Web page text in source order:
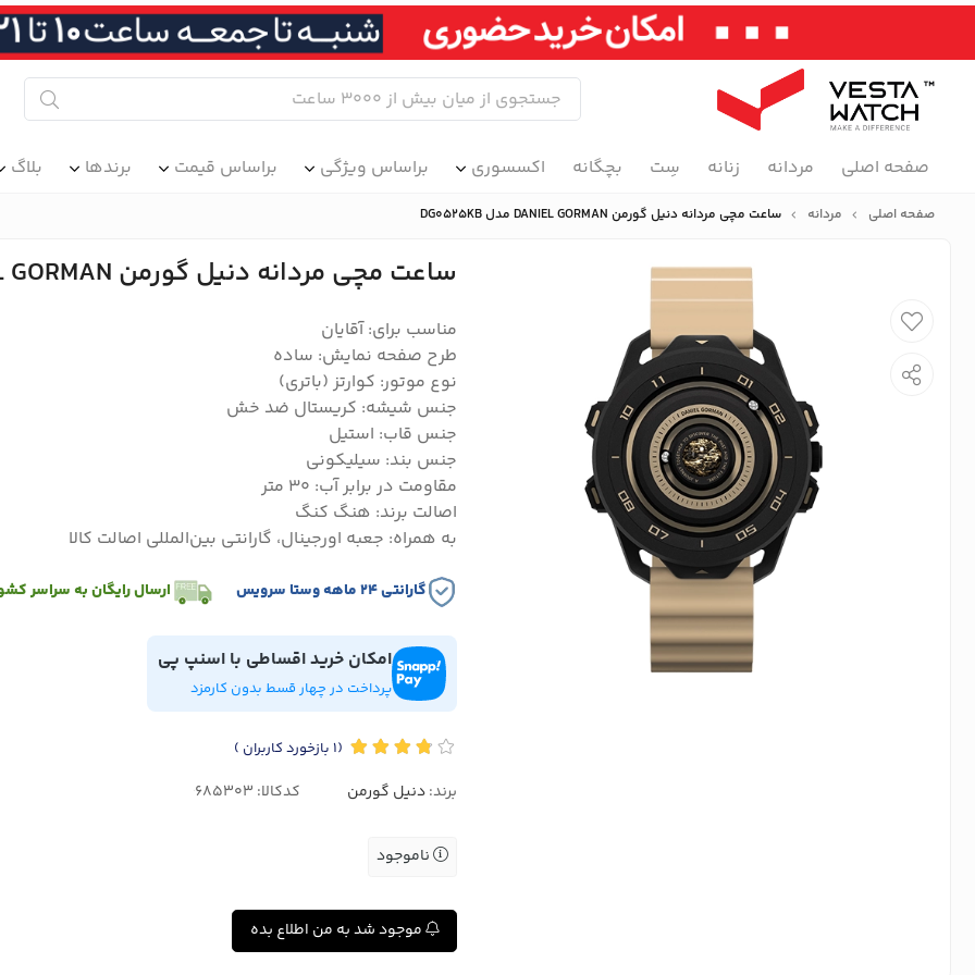
صفحه اصلی مردانه زنانه سِت بچگانه اکسسوری براساس ویژگی براساس قیمت برندها بلاگ
صفحه اصلی مردانه ساعت مچی مردانه دنیل گورمن DANIEL GORMAN مدل DG0525KB
ساعت مچی مردانه دنیل گورمن DANIEL GORMAN مدل DG0525KB
مناسب برای: آقایان
طرح صفحه نمایش: ساده
نوع موتور: کوارتز (باتری)
جنس شیشه: کریستال ضد خش
جنس قاب: استیل
جنس بند: سیلیکونی
مقاومت در برابر آب: 3۰ متر
اصالت برند: هنگ کنگ
به همراه: جعبه اورجینال، گارانتی بین‌المللی اصالت کالا
گارانتی ۲۴ ماهه وستا سرویس ارسال رایگان به سراسر
امکان خرید اقساطی با اسنپ پی
پرداخت در چهار قسط بدون کارمزد
(1 بازخورد کاربران )
برند:دنیل گورمن کدکالا:
ناموجود
موجود شد به من اطلاع بده